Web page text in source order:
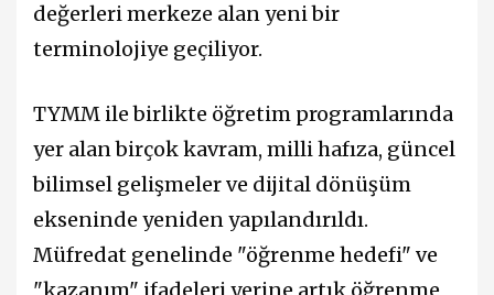
değerleri merkeze alan yeni bir
terminolojiye geçiliyor.
TYMM ile birlikte öğretim programlarında
yer alan birçok kavram, milli hafıza, güncel
bilimsel gelişmeler ve dijital dönüşüm
ekseninde yeniden yapılandırıldı.
Müfredat genelinde "öğrenme hedefi" ve